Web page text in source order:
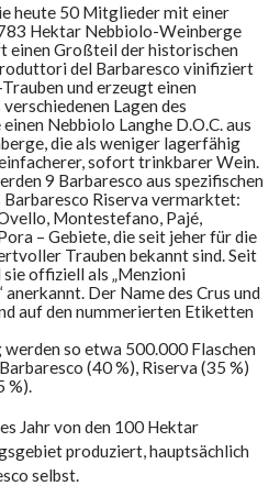
heute 50 Mitglieder mit einer
Hektar Nebbiolo-Weinberge
einen Großteil der historischen
del Barbaresco vinifiziert
und erzeugt einen
Lagen des
Nebbiolo Langhe D.O.C. aus
die als weniger lagerfähig
sofort trinkbarer Wein.
9 Barbaresco aus spezifischen
Barbaresco Riserva vermarktet:
Montestefano, Pajé,
– Gebiete, die seit jeher für die
Trauben bekannt sind. Seit
offiziell als „Menzioni
Der Name des Crus und
auf den nummerierten Etiketten
werden so etwa 500.000 Flaschen
(40 %), Riserva (35 %)
%).
Jahr von den 100 Hektar
produziert, hauptsächlich
selbst.